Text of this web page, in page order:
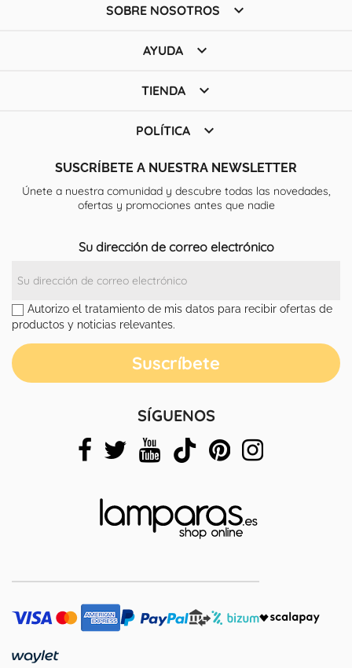
SOBRE NOSOTROS 
AYUDA 
TIENDA 
POLÍTICA 
SUSCRÍBETE A NUESTRA NEWSLETTER
Únete a nuestra comunidad y descubre todas las novedades,
ofertas y promociones antes que nadie
Su dirección de correo electrónico
Autorizo el tratamiento de mis datos para recibir ofertas de
productos y noticias relevantes.
SÍGUENOS